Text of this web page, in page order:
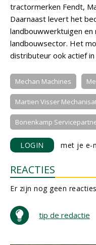
tractormerken Fendt,
Daarnaast levert het
landbouwwerktuigen
landbouwsector. Het
distributeur ook actief in
Mechan Machines
Martien Visser
Bonenkamp
LOGIN met je e-
REACTIES
Er zijn nog geen
tip de redactie